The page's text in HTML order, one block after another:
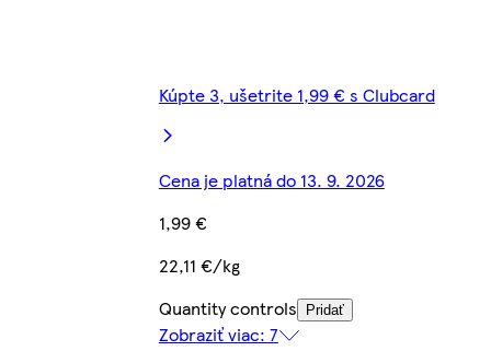
Kúpte 3, ušetrite 1,99 € s Clubcard
Cena je platná do 13. 9. 2026
1,99 €
22,11 €/kg
Quantity controls
Pridať
Zobraziť viac: 7